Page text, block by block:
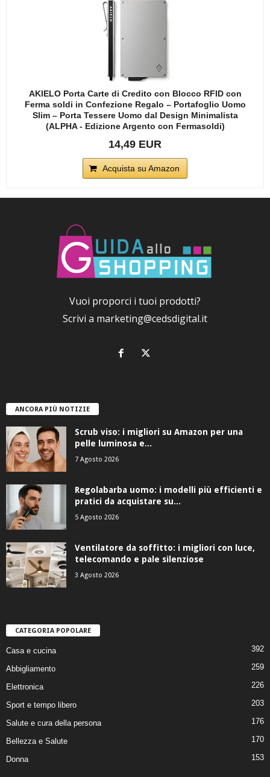
AKIELO Porta Carte di Credito con Blocco RFID con
Ferma soldi in Confezione Regalo – Portafoglio Uomo
Slim – Porta Tessere Uomo dal Design Minimalista
(ALPHA - Edizione Argento con Fermasoldi)
14,49 EUR
Acquista su Amazon
Vuoi proporci i tuoi prodotti?
Scrivi a marketing@cedsdigital.it
ANCORA PIÙ NOTIZIE
Scrub viso: i migliori su Amazon per una
pelle luminosa e...
7 Agosto 2026
Regolabarba uomo: i modelli più efficienti e
pratici da acquistare su...
5 Agosto 2026
Ventilatore da soffitto: i migliori con luce,
telecomando e pale silenziose
3 Agosto 2026
CATEGORIA POPOLARE
Casa e cucina 392
Abbigliamento 259
Elettronica 226
Sport e tempo libero 203
Salute e cura della persona 176
Bellezza e Salute 170
Donna 153